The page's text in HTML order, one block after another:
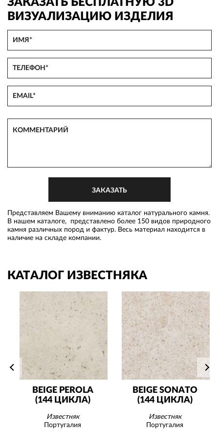
ЗАКАЗАТЬ БЕСПЛАТНУЮ 3D
ВИЗУАЛИЗАЦИЮ ИЗДЕЛИЯ
Представляем Вашему вниманию каталог натурального камня.
В нашем каталоге, представлено более 150 видов природного
камня различных пород и фактур. Весь материал находится в
наличие на складе компании.
КАТАЛОГ ИЗВЕСТНЯКА
BEIGE PEROLA
(144 ЦИКЛА)
Известняк
Португалия
BEIGE SONATO
(144 ЦИКЛА)
Известняк
Португалия